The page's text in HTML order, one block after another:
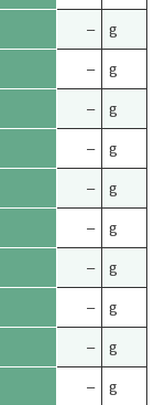
– g
– g
– g
– g
– g
– g
– g
– g
– g
– g